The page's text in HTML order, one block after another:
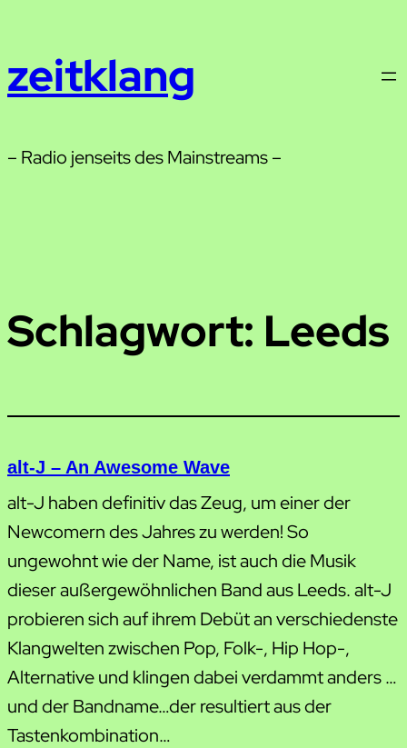
springen
zeitklang
– Radio jenseits des Mainstreams –
Schlagwort: Leeds
alt-J – An Awesome Wave
alt-J haben definitiv das Zeug, um einer der
Newcomern des Jahres zu werden! So
ungewohnt wie der Name, ist auch die Musik
dieser außergewöhnlichen Band aus Leeds. alt-J
probieren sich auf ihrem Debüt an verschiedenste
Klangwelten zwischen Pop, Folk-, Hip Hop-,
Alternative und klingen dabei verdammt anders …
und der Bandname…der resultiert aus der
Tastenkombination…